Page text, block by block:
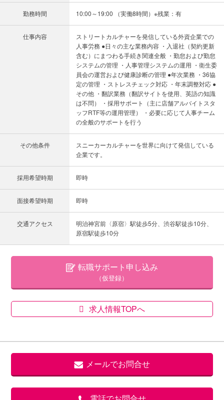
勤務時間 10:00～19:00 （実働8時間）※残業：有
仕事内容
ストリートカルチャーを発信している外資企業での
人事労務 ●日々の主な業務内容 ・入退社（契約更新
含む）にまつわる手続き関連全般 ・勤怠および勤怠
システムの管理 ・人事管理システムの運用 ・衛生委
員会の運営および健康診断の管理 ●年次業務 ・36協
定の管理 ・ストレスチェック対応 ・年末調整対応 ●
その他 ・翻訳業務（翻訳サイトを使用、英語の知識
は不問） ・採用サポート（主に店舗アルバイトスタ
ッフRTF等の運用管理） ・必要に応じて人事チーム
の全般のサポートを行う
その他条件
スニーカーカルチャーを世界に向けて発信している
企業です。
採用希望時期 即時
面接希望時期 即時
交通アクセス
明治神宮前〈原宿〉駅徒歩5分、渋谷駅徒歩10分、
原宿駅徒歩10分
転職サポート申し込み
（仮登録）
求人情報TOPへ
メールでお問合せ